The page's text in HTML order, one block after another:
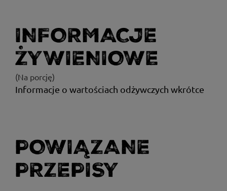
INFORMACJE
ŻYWIENIOWE
(Na porcję)
Informacje o wartościach odżywczych wkrótce
POWIĄZANE
PRZEPISY